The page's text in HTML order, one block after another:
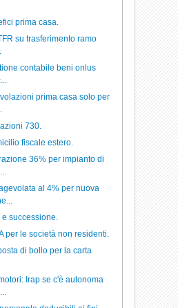
prima casa.
su trasferimento ramo
contabile beni onlus
prima casa solo per
730.
fiscale estero.
36% per impianto di
al 4% per nuova
e successione.
per le società non residenti.
di bollo per la carta
Irap se c'è autonoma